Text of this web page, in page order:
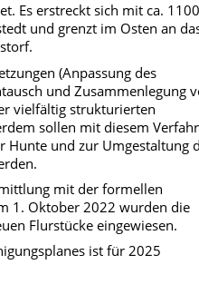
Es erstreckt sich mit ca.
und grenzt im Osten an
(Anpassung des
und Zusammenlegung
vielfältig strukturierten
sollen mit diesem
Hunte und zur Umgestaltung
mit der formellen
1. Oktober 2022 wurden die
Flurstücke eingewiesen.
ist für 2025